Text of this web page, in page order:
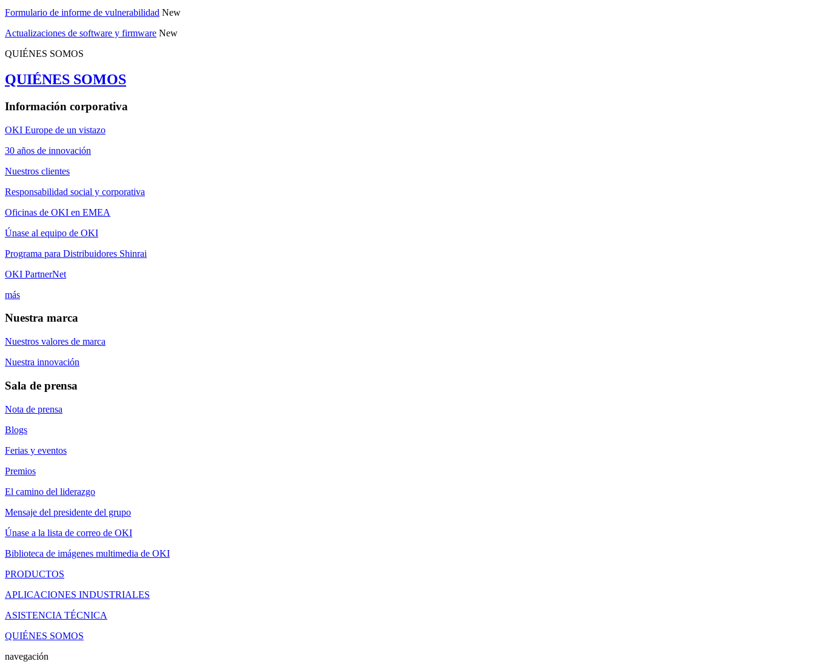
Formulario de informe de vulnerabilidad New
Actualizaciones de software y firmware New
QUIÉNES SOMOS
QUIÉNES SOMOS
Información corporativa
OKI Europe de un vistazo
30 años de innovación
Nuestros clientes
Responsabilidad social y corporativa
Oficinas de OKI en EMEA
Únase al equipo de OKI
Programa para Distribuidores Shinrai
OKI PartnerNet
más
Nuestra marca
Nuestros valores de marca
Nuestra innovación
Sala de prensa
Nota de prensa
Blogs
Ferias y eventos
Premios
El camino del liderazgo
Mensaje del presidente del grupo
Únase a la lista de correo de OKI
Biblioteca de imágenes multimedia de OKI
PRODUCTOS
APLICACIONES INDUSTRIALES
ASISTENCIA TÉCNICA
QUIÉNES SOMOS
navegación